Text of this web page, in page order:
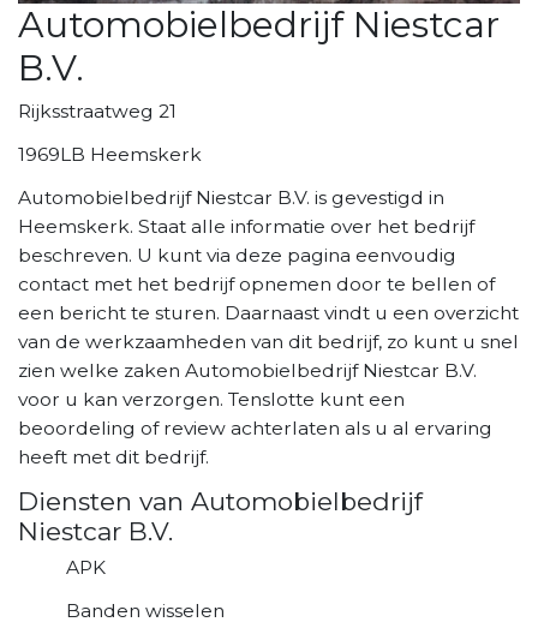
Automobielbedrijf Niestcar
B.V.
Rijksstraatweg 21
1969LB Heemskerk
Automobielbedrijf Niestcar B.V. is gevestigd in
Heemskerk. Staat alle informatie over het bedrijf
beschreven. U kunt via deze pagina eenvoudig
contact met het bedrijf opnemen door te bellen of
een bericht te sturen. Daarnaast vindt u een overzicht
van de werkzaamheden van dit bedrijf, zo kunt u snel
zien welke zaken Automobielbedrijf Niestcar B.V.
voor u kan verzorgen. Tenslotte kunt een
beoordeling of review achterlaten als u al ervaring
heeft met dit bedrijf.
Diensten van Automobielbedrijf
Niestcar B.V.
APK
Banden wisselen